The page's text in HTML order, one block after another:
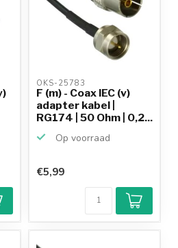
OKS-25783
F (m) - Coax IEC (v)
adapter kabel |
RG174 | 50 Ohm | 0,2...
Op voorraad
€5,99